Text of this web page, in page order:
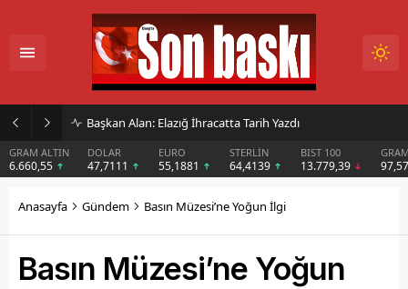
İmar Kararı Mahkemeye Taşındı
DOLAR
47,7111
EURO
55,1881
STERLİN
64,4139
BIST 100
13.779,39
GRAM GÜMÜŞ
97,57
Anasayfa Gündem Basın Müzesi’ne Yoğun İlgi
Basın Müzesi’ne Yoğun